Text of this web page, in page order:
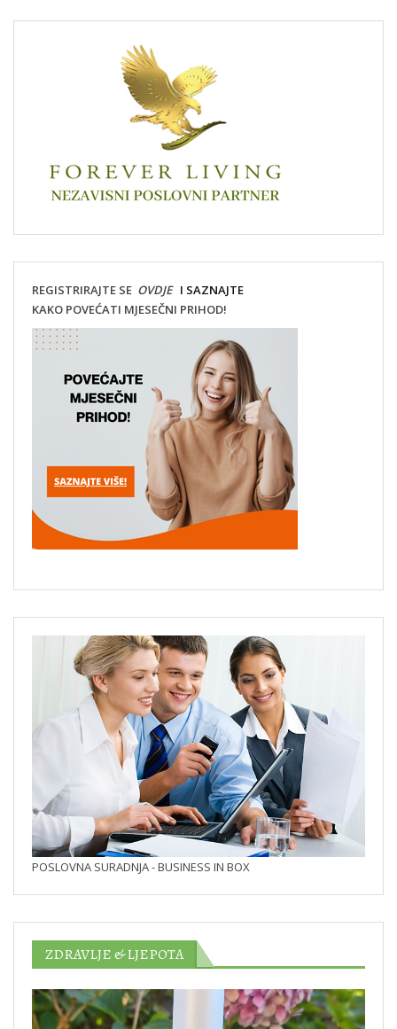
REGISTRIRAJTE SE OVDJEI SAZNAJTE
KAKO POVEĆATI MJESEČNI PRIHOD!
POSLOVNA SURADNJA - BUSINESS IN BOX
ZDRAVLJE & LJEPOTA